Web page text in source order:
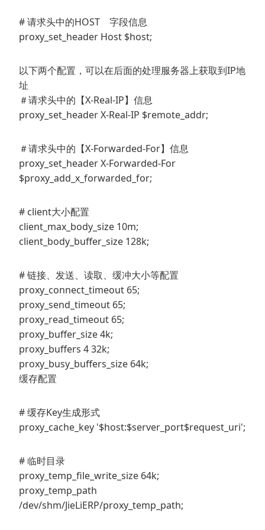
# 请求头中的HOST 字段信息
proxy_set_header Host $host;
以下两个配置，可以在后面的处理服务器上获取到IP地
址
＃请求头中的【X-Real-IP】信息
proxy_set_header X-Real-IP $remote_addr;
＃请求头中的【X-Forwarded-For】信息
proxy_set_header X-Forwarded-For
$proxy_add_x_forwarded_for;
# client大小配置
client_max_body_size 10m;
client_body_buffer_size 128k;
# 链接、发送、读取、缓冲大小等配置
proxy_connect_timeout 65;
proxy_send_timeout 65;
proxy_read_timeout 65;
proxy_buffer_size 4k;
proxy_buffers 4 32k;
proxy_busy_buffers_size 64k;
缓存配置
# 缓存Key生成形式
proxy_cache_key '$host:$server_port$request_uri';
# 临时目录
proxy_temp_file_write_size 64k;
proxy_temp_path
/dev/shm/JieLiERP/proxy_temp_path;